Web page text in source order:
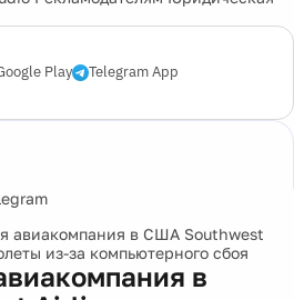
Play Telegram App
авиакомпания в США Southwest
из-за компьютерного сбоя
в